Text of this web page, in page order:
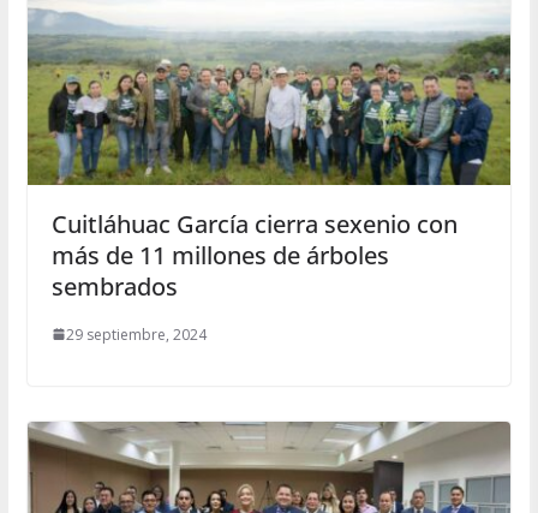
Cuitláhuac García cierra sexenio con
más de 11 millones de árboles
sembrados
29 septiembre, 2024